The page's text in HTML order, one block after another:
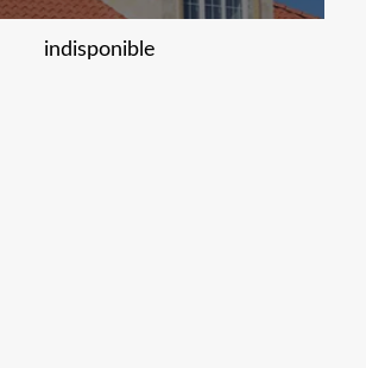
indisponible